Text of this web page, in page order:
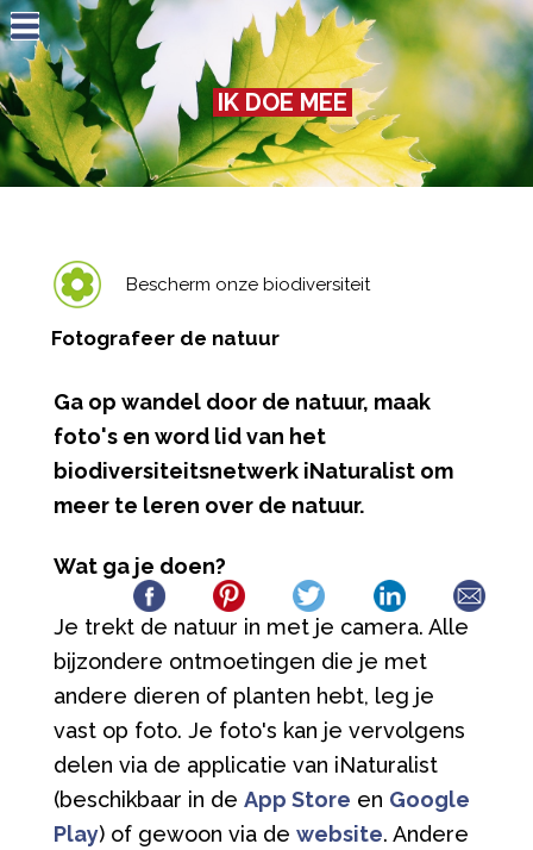
Jump to navigation
IK DOE MEE
Bescherm onze biodiversiteit
Fotografeer de natuur
Ga op wandel door de natuur, maak
foto's en word lid van het
biodiversiteitsnetwerk iNaturalist om
meer te leren over de natuur.
Wat ga je doen?
Je trekt de natuur in met je camera. Alle
bijzondere ontmoetingen die je met
andere dieren of planten hebt, leg je
vast op foto. Je foto's kan je vervolgens
delen via de applicatie van iNaturalist
(beschikbaar in de App Store en Google
Play) of gewoon via de website. Andere